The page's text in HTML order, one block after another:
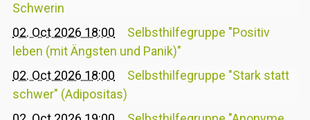
Schwerin
02. Oct 2026 18:00
Selbsthilfegruppe "Positiv
leben (mit Ängsten und Panik)"
02. Oct 2026 18:00
Selbsthilfegruppe "Stark statt
schwer" (Adipositas)